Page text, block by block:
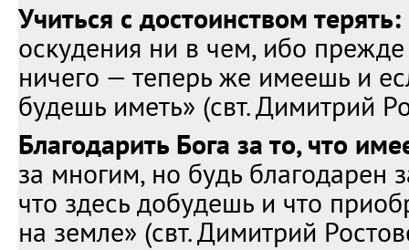
Учиться с достоинством терять:
оскудения ни в чем, ибо
ничего — теперь же имеешь и
будешь иметь» (свт. Димитрий
Благодарить Бога за то, что
за многим, но будь благодарен
что здесь добудешь и что
на земле» (свт. Димитрий